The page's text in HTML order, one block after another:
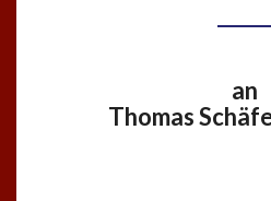
an
Thomas